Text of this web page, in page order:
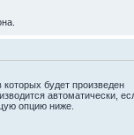
будет произведен
автоматически,
опцию ниже.